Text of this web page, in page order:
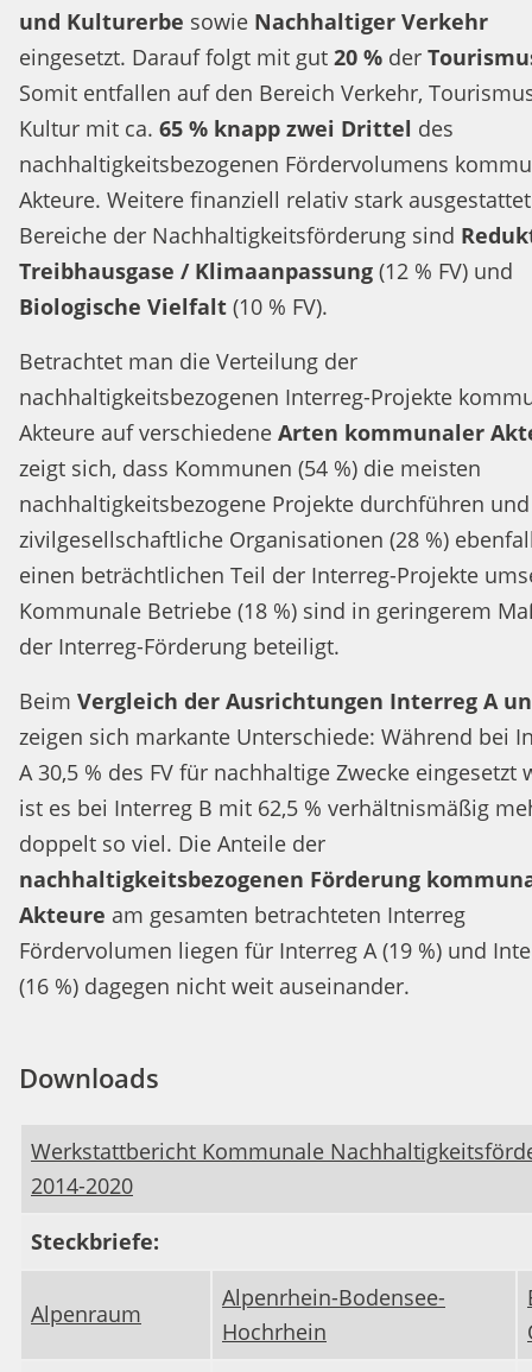
und Kulturerbe sowie Nachhaltiger Verkehr
eingesetzt. Darauf folgt mit gut 20 % der
Somit entfallen auf den Bereich Verkehr,
Kultur mit ca. 65 % knapp zwei Drittel des
nachhaltigkeitsbezogenen Fördervolumens
Akteure. Weitere finanziell relativ stark
Bereiche der Nachhaltigkeitsförderung sind
Treibhausgase / Klimaanpassung (12 % FV) und
Biologische Vielfalt (10 % FV).
Betrachtet man die Verteilung der
nachhaltigkeitsbezogenen Interreg-Projekte
Akteure auf verschiedene Arten kommunaler
zeigt sich, dass Kommunen (54 %) die meisten
nachhaltigkeitsbezogene Projekte durchführen und
zivilgesellschaftliche Organisationen (28 %)
einen beträchtlichen Teil der Interreg-Projekte
Kommunale Betriebe (18 %) sind in geringerem
der Interreg-Förderung beteiligt.
Beim Vergleich der Ausrichtungen Interreg A
zeigen sich markante Unterschiede: Während bei
A 30,5 % des FV für nachhaltige Zwecke eingesetzt
ist es bei Interreg B mit 62,5 % verhältnismäßig
doppelt so viel. Die Anteile der
nachhaltigkeitsbezogenen Förderung
Akteure am gesamten betrachteten Interreg
Fördervolumen liegen für Interreg A (19 %) und
(16 %) dagegen nicht weit auseinander.
Downloads
Werkstattbericht Kommunale
2014-2020
Steckbriefe:
Alpenraum
Alpenrhein-Bodensee-
Hochrhein